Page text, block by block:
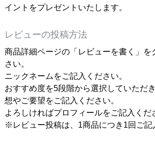
イントをプレゼントいたします。
レビューの投稿方法
商品詳細ページの「レビューを書く」を
さい。
ニックネームをご記入ください。
おすすめ度を5段階から選択していただ
想やご要望をご記入ください。
よろしければプロフィールをご記入くだ
※レビュー投稿は、1商品につき1回ご記